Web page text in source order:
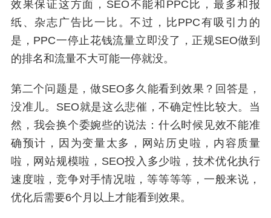
效果保证这方面，SEO不能和PPC比，最多和报
纸、杂志广告比一比。不过，比PPC有吸引力的
是，PPC一停止花钱流量立即没了，正规SEO做到
的排名和流量不大可能一停就没。
第二个问题是，做SEO多久能看到效果？回答是，
没准儿。SEO就是这么悲催，不确定性比较大。当
然，我会换个委婉些的说法：什么时候见效不能准
确预计，因为变量太多，网站历史啦，内容质量
啦，网站规模啦，SEO投入多少啦，技术优化执行
速度啦，竞争对手情况啦，等等等等，一般来说，
优化后需要6个月以上才能看到效果。